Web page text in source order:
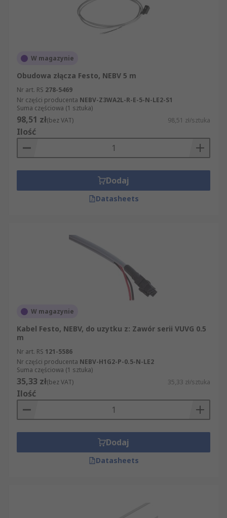
W magazynie
Obudowa złącza Festo, NEBV 5 m
Nr art. RS 278-5469
Nr części producenta NEBV-Z3WA2L-R-E-5-N-LE2-S1
Suma częściowa (1 sztuka)
98,51 zł(bez VAT) 98,51 zł/sztuka
Ilość
Dodaj
Datasheets
W magazynie
Kabel Festo, NEBV, do uzytku z: Zawór serii VUVG 0.5
m
Nr art. RS 121-5586
Nr części producenta NEBV-H1G2-P-0.5-N-LE2
Suma częściowa (1 sztuka)
35,33 zł(bez VAT) 35,33 zł/sztuka
Ilość
Dodaj
Datasheets